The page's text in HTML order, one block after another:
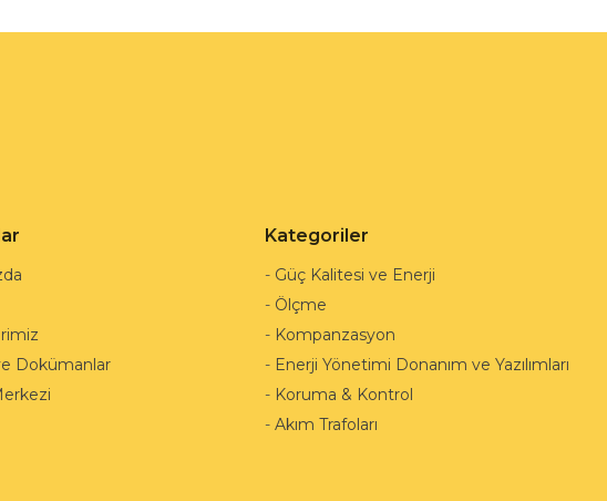
Dokümanlar
Kategoriler
- Güç Kalitesi ve Enerji
- Ölçme
- Kompanzasyon
- Enerji Yönetimi Donanım ve Yazılımları
- Koruma & Kontrol
- Akım Trafoları